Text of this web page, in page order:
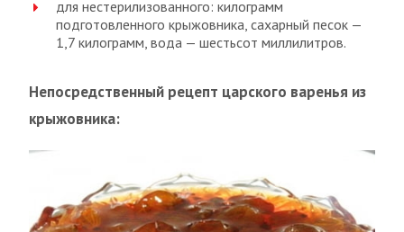
для нестерилизованного: килограмм
подготовленного крыжовника, сахарный песок —
1,7 килограмм, вода — шестьсот миллилитров.
Непосредственный рецепт царского варенья из
крыжовника: